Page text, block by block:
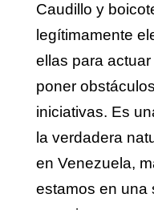
Caudillo y
legítimamente
ellas para
poner
iniciativas. Es
la verdadera
en Venezuela,
estamos en una